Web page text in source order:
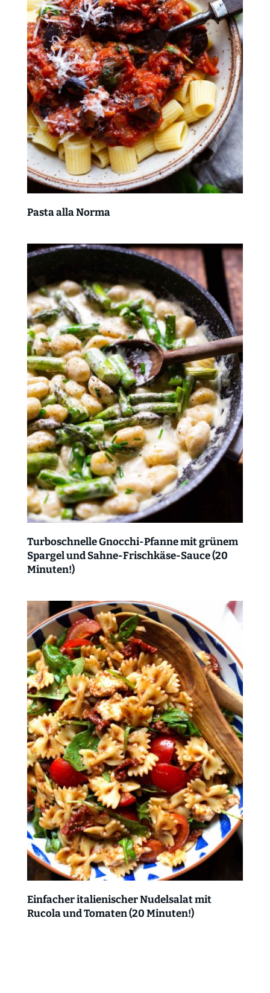
Pasta alla Norma
Turboschnelle Gnocchi-Pfanne mit grünem
Spargel und Sahne-Frischkäse-Sauce (20
Minuten!)
Einfacher italienischer Nudelsalat mit
Rucola und Tomaten (20 Minuten!)